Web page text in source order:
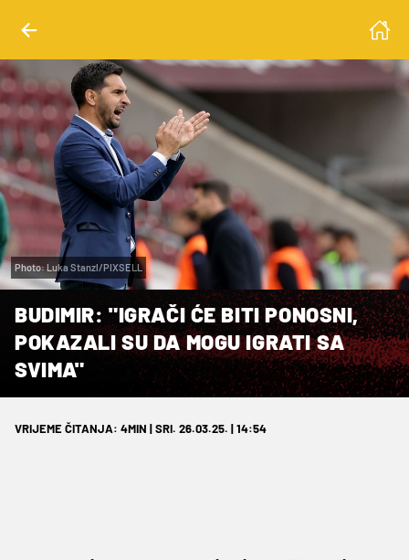
Photo: Luka Stanzl/PIXSELL
BUDIMIR: "IGRAČI ĆE BITI PONOSNI,
POKAZALI SU DA MOGU IGRATI SA
SVIMA"
VRIJEME ČITANJA: 4MIN | SRI. 26.03.25. | 14:54